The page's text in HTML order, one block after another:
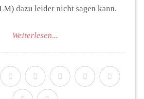
dazu leider nicht sagen kann.
Weiterlesen...